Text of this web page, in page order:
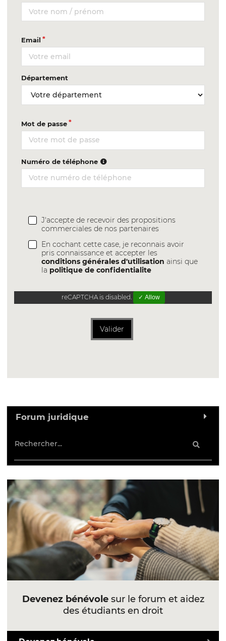
Email
Département
Mot de passe
Numéro de téléphone
J'accepte de recevoir des propositions
commerciales de nos partenaires
En cochant cette case, je reconnais avoir
pris connaissance et accepter les
conditions générales d'utilisation ainsi que
la politique de confidentialite
reCAPTCHA is disabled. ✓ Allow
Valider
Forum juridique
Devenez bénévolesur le forum et aidez
des étudiants en droit